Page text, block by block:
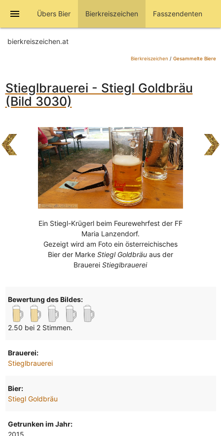
menu Übers Bier Bierkreiszeichen Fasszendenten
bierkreiszeichen.at
Bierkreiszeichen / Gesammelte Biere
Stieglbrauerei - Stiegl Goldbräu
(Bild 3030)
Ein Stiegl-Krügerl beim Feurewehrfest der FF
Maria Lanzendorf.
Gezeigt wird am Foto ein österreichisches
Bier der Marke Stiegl Goldbräuaus der
BrauereiStieglbrauerei
Bewertung des Bildes:
2.50 bei 2 Stimmen.
Brauerei:
Stieglbrauerei
Bier:
Stiegl Goldbräu
Getrunken im Jahr:
2015